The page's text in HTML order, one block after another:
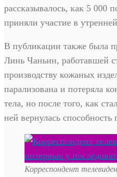
рассказывалось, как 5 000
приняли участие в
В публикации также была
Линь Чаньин, работавшей
производству кожаных
парализована и потеряла
тела, но после того, как
ней вернулась способность
Корреспондент